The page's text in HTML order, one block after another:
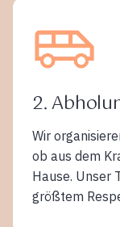
2.
Wir
ob aus dem
Hause. Unser
größtem